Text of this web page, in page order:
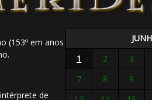
1
2 3
7
8 9
(153º em anos
de